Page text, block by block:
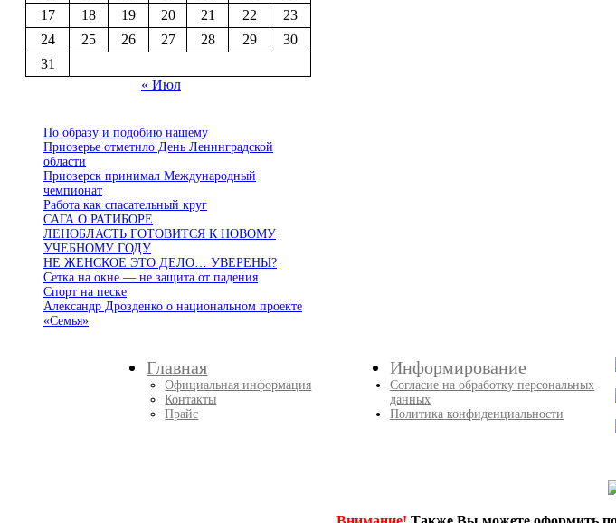
17
18 19 20 21 22
23
24
25 26 27 28 29
30
31
« Июл
По образу и подобию нашему
Приозерье отметило День Ленинградской
области
Приозерск принимал Международный
чемпионат
Работа как спасательный круг
САГА О РАТИБОРЕ
ЛЕНОБЛАСТЬ ГОТОВИТСЯ К НОВОМУ
УЧЕБНОМУ ГОДУ
НЕ ЖЕНСКОЕ ЭТО ДЕЛО… УВЕРЕНЫ?
Сетка на окне — не защита от падения
Спорт на песке
Александр Дрозденко о национальном проекте
«Семья»
Главная
Официальная информация
Контакты
Прайс
Информирование
Согласие на обработку персональных
данных
Политика конфиденциальности